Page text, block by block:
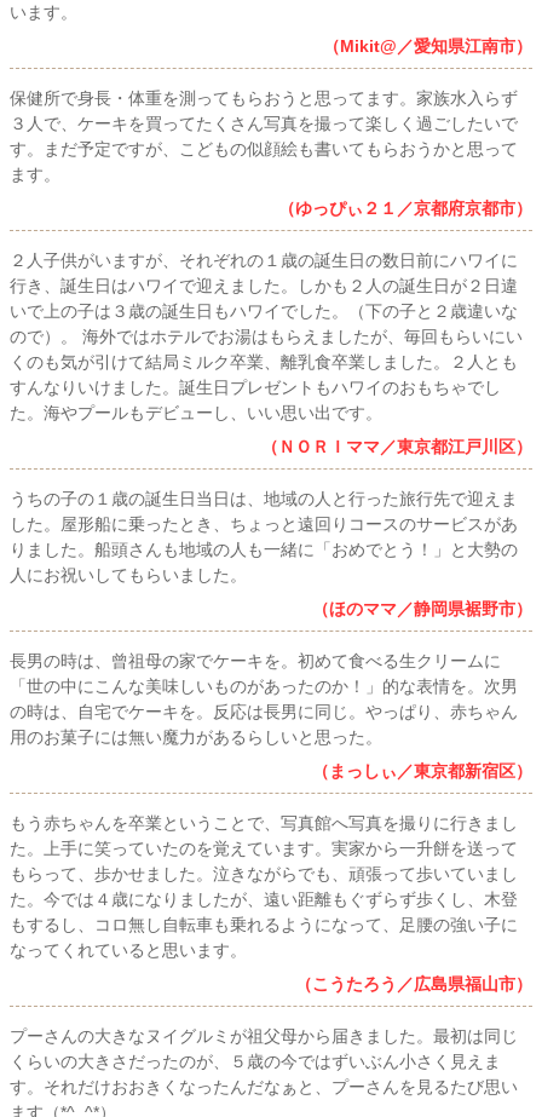
います。
（Mikit@／愛知県江南市）
保健所で身長・体重を測ってもらおうと思ってます。家族水入らず
３人で、ケーキを買ってたくさん写真を撮って楽しく過ごしたいで
す。まだ予定ですが、こどもの似顔絵も書いてもらおうかと思って
ます。
（ゆっぴぃ２１／京都府京都市）
２人子供がいますが、それぞれの１歳の誕生日の数日前にハワイに
行き、誕生日はハワイで迎えました。しかも２人の誕生日が２日違
いで上の子は３歳の誕生日もハワイでした。（下の子と２歳違いな
ので）。 海外ではホテルでお湯はもらえましたが、毎回もらいにい
くのも気が引けて結局ミルク卒業、離乳食卒業しました。２人とも
すんなりいけました。誕生日プレゼントもハワイのおもちゃでし
た。海やプールもデビューし、いい思い出です。
（ＮＯＲＩママ／東京都江戸川区）
うちの子の１歳の誕生日当日は、地域の人と行った旅行先で迎えま
した。屋形船に乗ったとき、ちょっと遠回りコースのサービスがあ
りました。船頭さんも地域の人も一緒に「おめでとう！」と大勢の
人にお祝いしてもらいました。
（ほのママ／静岡県裾野市）
長男の時は、曾祖母の家でケーキを。初めて食べる生クリームに
「世の中にこんな美味しいものがあったのか！」的な表情を。次男
の時は、自宅でケーキを。反応は長男に同じ。やっぱり、赤ちゃん
用のお菓子には無い魔力があるらしいと思った。
（まっしぃ／東京都新宿区）
もう赤ちゃんを卒業ということで、写真館へ写真を撮りに行きまし
た。上手に笑っていたのを覚えています。実家から一升餅を送って
もらって、歩かせました。泣きながらでも、頑張って歩いていまし
た。今では４歳になりましたが、遠い距離もぐずらず歩くし、木登
もするし、コロ無し自転車も乗れるようになって、足腰の強い子に
なってくれていると思います。
（こうたろう／広島県福山市）
プーさんの大きなヌイグルミが祖父母から届きました。最初は同じ
くらいの大きさだったのが、５歳の今ではずいぶん小さく見えま
す。それだけおおきくなったんだなぁと、プーさんを見るたび思い
ます（*^_^*）